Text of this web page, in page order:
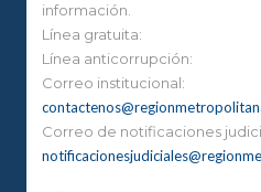
información.
Línea gratuita:
Línea anticorrupción:
Correo institucional:
Correo de notificaciones